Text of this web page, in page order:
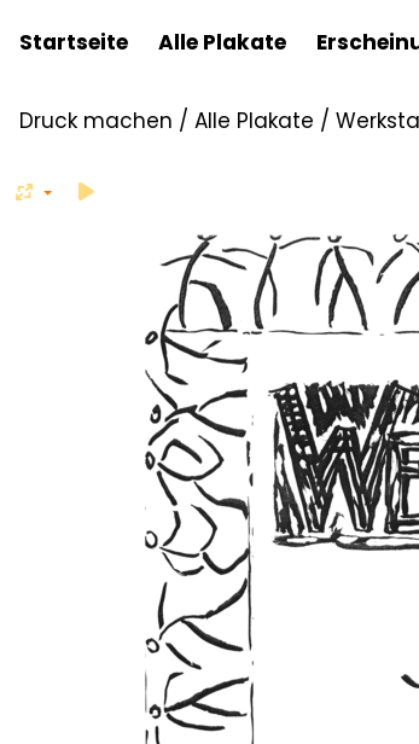
Startseite Alle Plakate
Druck machen / Alle Plakate /